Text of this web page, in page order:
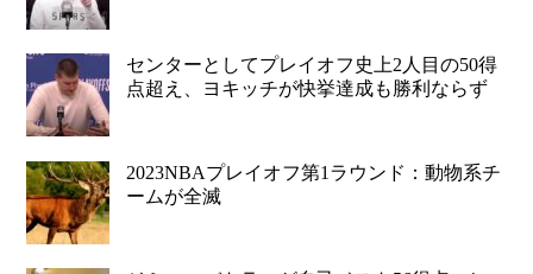
センターとしてプレイオフ史上2人目の50得
点超え、ヨキッチが快挙達成も勝利ならず
2023NBAプレイオフ第1ラウンド：動物系チ
ームが全滅